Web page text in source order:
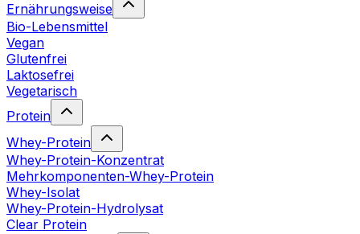
Ernährungsweise
Bio-Lebensmittel
Vegan
Glutenfrei
Laktosefrei
Vegetarisch
Protein
Whey-Protein
Whey-Protein-Konzentrat
Mehrkomponenten-Whey-Protein
Whey-Isolat
Whey-Protein-Hydrolysat
Clear Protein